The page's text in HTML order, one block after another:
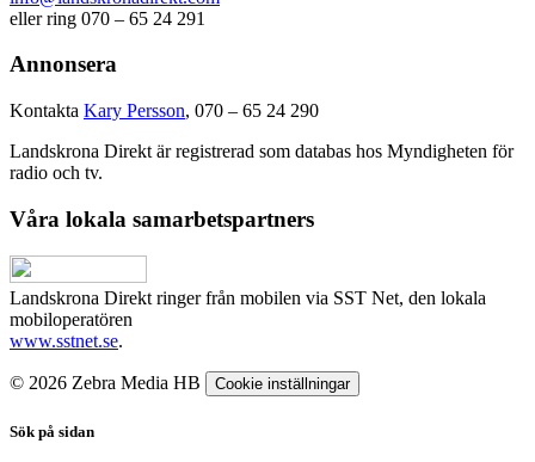
eller ring 070 – 65 24 291
Annonsera
Kontakta Kary Persson, 070 – 65 24 290
Landskrona Direkt är registrerad som databas hos Myndigheten för
radio och tv.
Våra lokala samarbetspartners
Landskrona Direkt ringer från mobilen via SST Net, den lokala
mobiloperatören
www.sstnet.se.
© 2026 Zebra Media HB Cookie inställningar
Sök på sidan